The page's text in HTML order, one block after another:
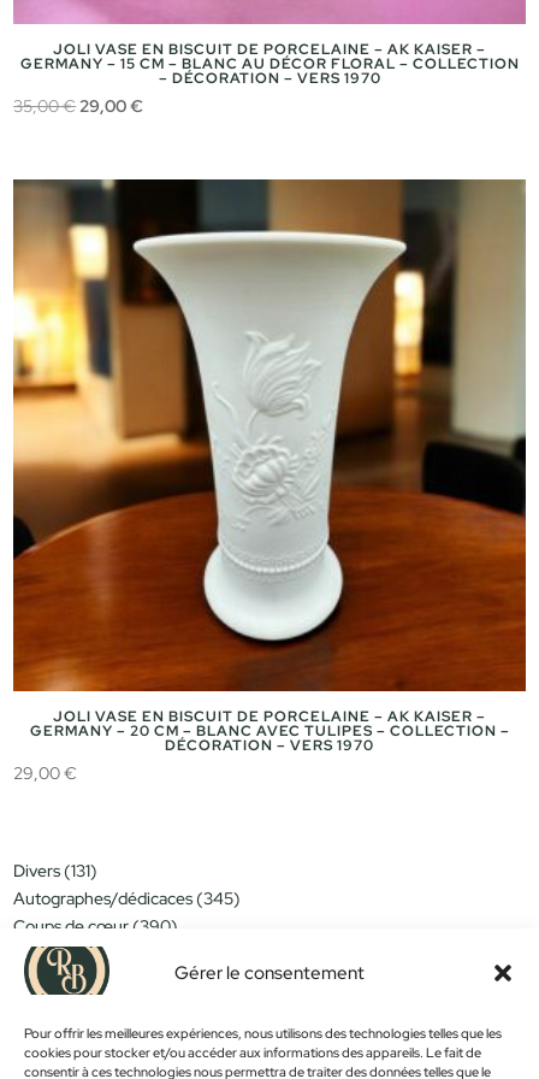
Gérer le consentement
Pour offrir les meilleures expériences, nous utilisons des technologies telles que les
cookies pour stocker et/ou accéder aux informations des appareils. Le fait de
consentir à ces technologies nous permettra de traiter des données telles que le
JOLI VASE EN BISCUIT DE PORCELAINE – AK KAISER –
GERMANY – 15 CM – BLANC AU DÉCOR FLORAL – COLLECTION
– DÉCORATION – VERS 1970
35,00€ Le
était :
29,00€Le
JOLI VASE EN BISCUIT DE PORCELAINE – AK KAISER –
GERMANY – 20 CM – BLANC AVEC TULIPES – COLLECTION –
DÉCORATION – VERS 1970
29,00€
Divers 131131
produits
Autographes/dédicaces 345345
Coups de cœur 390390
Miniatures/jouets
produits
Moins de 15€
produits
Objets déco 11831183
produits
Trop tard... 381381